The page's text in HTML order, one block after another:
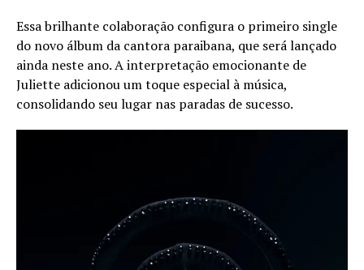
Essa brilhante colaboração configura o primeiro single
do novo álbum da cantora paraibana, que será lançado
ainda neste ano. A interpretação emocionante de
Juliette adicionou um toque especial à música,
consolidando seu lugar nas paradas de sucesso.